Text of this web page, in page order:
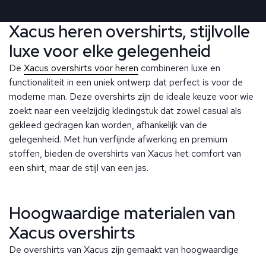
Xacus heren overshirts, stijlvolle
luxe voor elke gelegenheid
De Xacus overshirts voor heren combineren luxe en
functionaliteit in een uniek ontwerp dat perfect is voor de
moderne man. Deze overshirts zijn de ideale keuze voor wie
zoekt naar een veelzijdig kledingstuk dat zowel casual als
gekleed gedragen kan worden, afhankelijk van de
gelegenheid. Met hun verfijnde afwerking en premium
stoffen, bieden de overshirts van Xacus het comfort van
een shirt, maar de stijl van een jas.
Hoogwaardige materialen van
Xacus overshirts
De overshirts van Xacus zijn gemaakt van hoogwaardige